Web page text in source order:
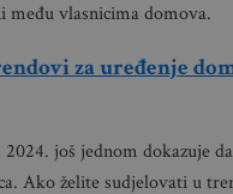
vlasnicima domova.
za uređenje
još jednom dokazuje
Ako želite sudjelovati u